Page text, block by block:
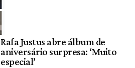
Rafa Justus abre álbum de
aniversário surpresa: ‘Muito
especial’